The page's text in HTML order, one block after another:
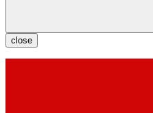
close